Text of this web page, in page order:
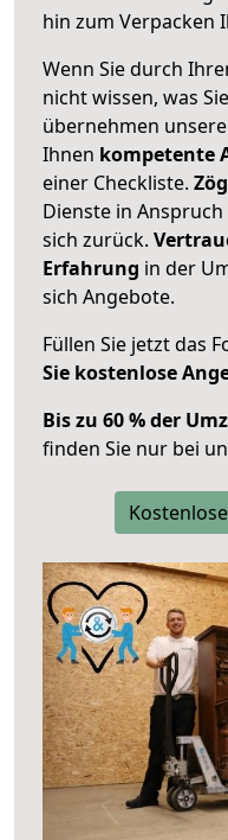
hin zum Verpacken
Wenn Sie durch
nicht wissen, was
übernehmen
Ihnen kompetente
einer Checkliste.
Dienste in
sich zurück.
Erfahrung in der
sich Angebote.
Füllen Sie jetzt das
Sie kostenlose
Bis zu 60 % der
finden Sie nur bei